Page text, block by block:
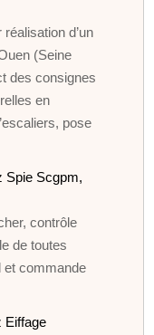
d’un
(Seine
des consignes
en
pose
Spie Scgpm,
contrôle
de toutes
et commande
Eiffage